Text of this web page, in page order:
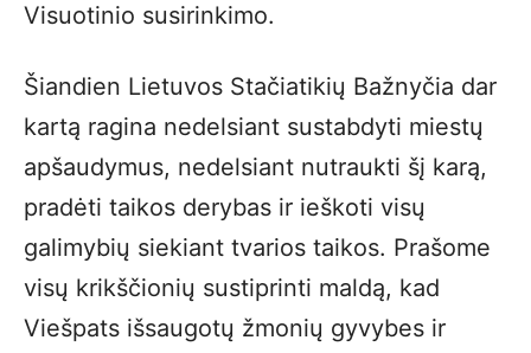
Visuotinio susirinkimo.
Šiandien Lietuvos Stačiatikių Bažnyčia dar
kartą ragina nedelsiant sustabdyti miestų
apšaudymus, nedelsiant nutraukti šį karą,
pradėti taikos derybas ir ieškoti visų
galimybių siekiant tvarios taikos. Prašome
visų krikščionių sustiprinti maldą, kad
Viešpats išsaugotų žmonių gyvybes ir